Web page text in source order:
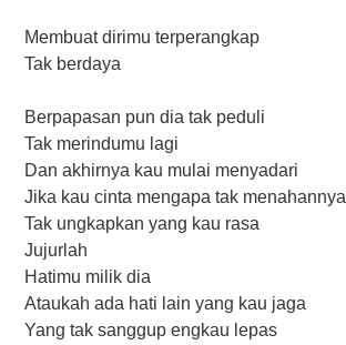
Membuat dirimu terperangkap
Tak berdaya
Berpapasan pun dia tak peduli
Tak merindumu lagi
Dan akhirnya kau mulai menyadari
Jika kau cinta mengapa tak menahannya
Tak ungkapkan yang kau rasa
Jujurlah
Hatimu milik dia
Ataukah ada hati lain yang kau jaga
Yang tak sanggup engkau lepas